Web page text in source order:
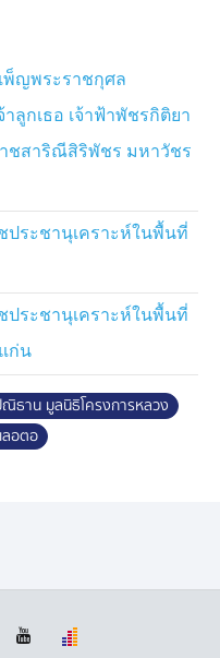
คนให้ได้ทราบ
รสมาชิกของมูลนิธิฯ และ
อเสนอแนะ และความ
นำไปใช้ประกอบการขับ
ให้สอดคล้องกับความ
เลอตอ ได้พัฒนาเป็น
องค์ความรู้ด้าน
าของเศรษฐกิจพอเพียง
าแฟที่เหมาะสมกับสภาพ
ละการฟื้นฟูป่าต้นน้ำ
ตามแนวพระราชดำริ
ลอดจนการพัฒนาอาชีพ
นภูมิปัญญาท้องถิ่นจน
ระชาชนให้มีอาชีพและ
นแบบที่พัฒนาอย่าง
งแวดล้อมอย่างยั่งยืน
พ็ญพระราชกุศล
ลูกเธอ เจ้าฟ้าพัชรกิติยา
ชสาริณีสิริพัชร มหาวัชร
ประชานุเคราะห์ในพื้นที่
ประชานุเคราะห์ในพื้นที่
ก่น
ธาน มูลนิธิโครงการหลวง
ลอตอ